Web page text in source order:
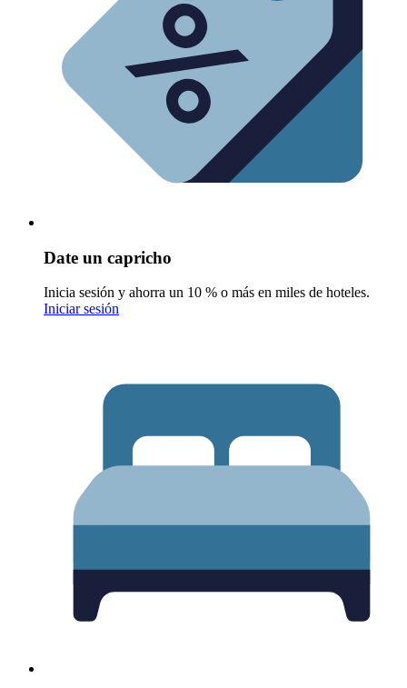
Date un capricho
Inicia sesión y ahorra un 10 % o más en miles de hoteles.
Iniciar sesión